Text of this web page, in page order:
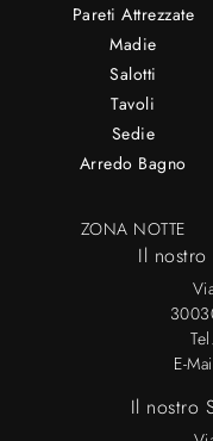
Pareti Attrezzate
Madie
Salotti
Tavoli
Sedie
Arredo Bagno
ZONA NOTTE
Il nostro
Tel.
E-
Il nostro